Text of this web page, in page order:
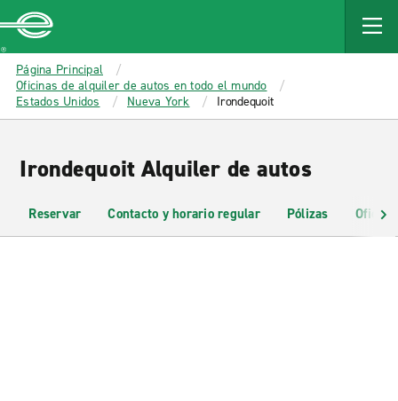
MAIN
CONTENT
Enterprise
Página Principal
Oficinas de alquiler de autos en todo el mundo
Estados Unidos
Nueva York Irondequoit
Irondequoit Alquiler de autos
Reservar Contacto y horario regular Pólizas